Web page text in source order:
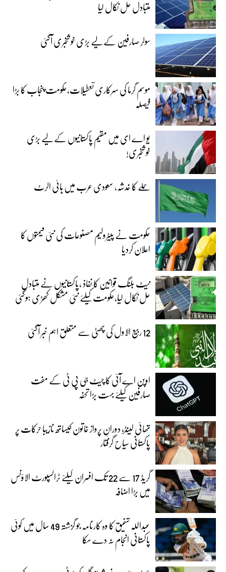
متبادل حل نکال لیا
سولر صارفین کے لیے بڑی خوشخبری آگئی
موسم گرما کی سرکاری تعطیلات،حکومت پنجاب کا بڑا
فیصلہ
یو اے ای میں مقیم پاکستانیوں کے لیے بڑی
خوشخبری!
حملے کا خدشہ، سعودی عرب میں ہائی الرٹ
حکومت نے پیٹرولیم مصنوعات کی نئی قیمتوں کا
اعلان کردیا
نیٹ بلنگ قوانین کا نفاذ ،پاکستانیوں نے متبادل
حل نکال لیا،حکومت کیلئے نئی مشکل کھڑی ہوگئی
12 ربیع الاول کی چھٹی سے متعلق اہم خبر آگئی
اوپن اے آئی کا چیٹ جی پی ٹی کے مفت
صارفین کیلئے بہت بڑا تحفہ
تھائی لینڈ؛ دورانِ پرواز خاتون کیساتھ نازیبا حرکات پر
پاکستانی سیاح گرفتار
گریڈ 17 سے 22 تک افسران کیلئے ٹرانسپورٹ الاؤنس
میں بڑا اضافہ
عبداللہ شفیق کا وہ کارنامہ جو گزشتہ 49 سال میں کوئی
پاکستانی انجام نہ دے سکا